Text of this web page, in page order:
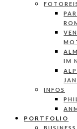
IM
INFOS
PORTFOLIO